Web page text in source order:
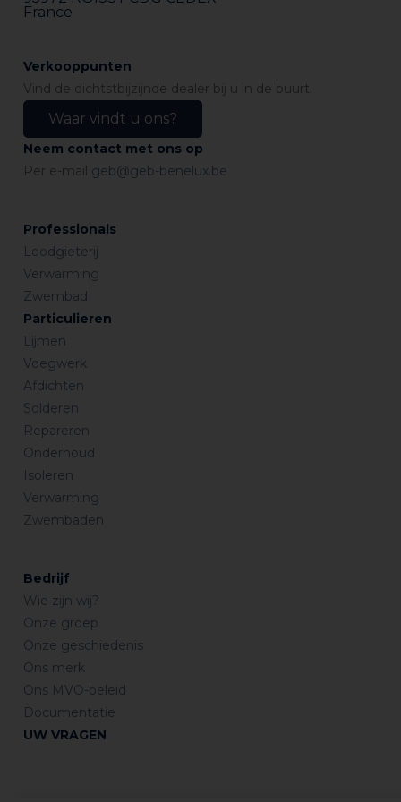
France
Professionals
Loodgieterij
Verwarming
Zwembad
Particulieren
Lijmen
Voegwerk
Afdichten
Solderen
Repareren
Onderhoud
Isoleren
Verwarming
Zwembaden
Bedrijf
Wie zijn wij?
Onze groep
Onze geschiedenis
Ons merk
Ons MVO-beleid
Documentatie
UW VRAGEN
Verkooppunten
Vind de dichtstbijzijnde dealer bij u in de buurt.
Waar vindt u ons?
Neem contact met ons op
Per e-mail geb@geb-benelux.be